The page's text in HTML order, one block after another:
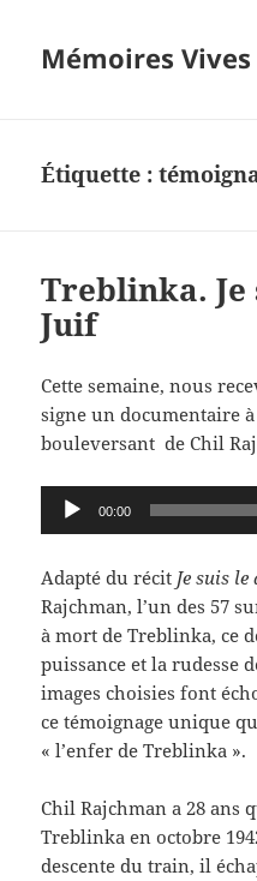
Mémoires Vives
Étiquette :
Treblinka.
Juif
Cette semaine, nous
signe un documentaire
bouleversant de Chil
Lecteur
audio
00:00
Adapté du récit Je suis
Rajchman, l’un des 57
à mort de Treblinka, ce
puissance et la rudesse
images choisies font
ce témoignage unique
« l’enfer de Treblinka ».
Chil Rajchman a 28 ans
Treblinka en octobre
descente du train, il